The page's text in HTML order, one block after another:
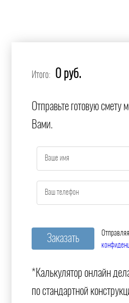
Итого: 0 руб.
Отправьте готовую смету
Вами.
*Калькулятор онлайн
по стандартной